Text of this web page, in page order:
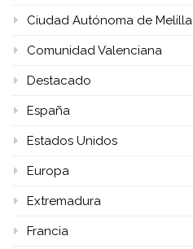
Ciudad Autónoma de Melilla
Comunidad Valenciana
Destacado
España
Estados Unidos
Europa
Extremadura
Francia